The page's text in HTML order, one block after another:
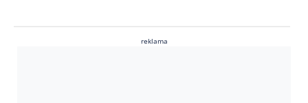
reklama